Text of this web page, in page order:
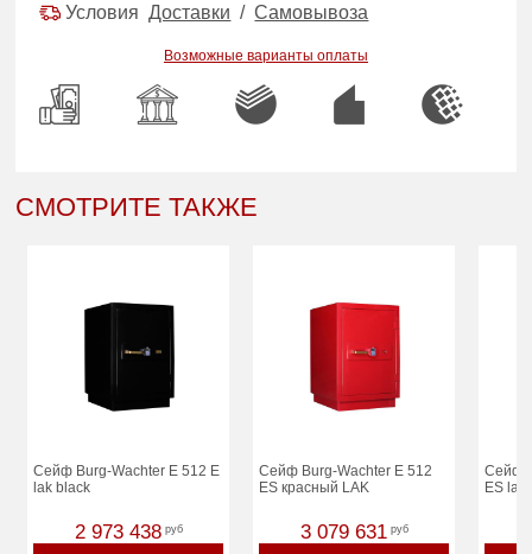
УсловияДоставки /Самовывоза
Возможные варианты оплаты
СМОТРИТЕ ТАКЖЕ
Сейф Burg-Wachter E 512 E
lak black
2 973 438 руб
Сейф Burg-Wachter E 512
ES красный LAK
3 079 631 руб
Сейф
ES lak